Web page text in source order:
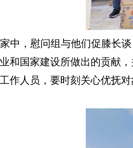
中，慰问组与他们促膝长
和国家建设所做出的贡献
作人员，要时刻关心优抚